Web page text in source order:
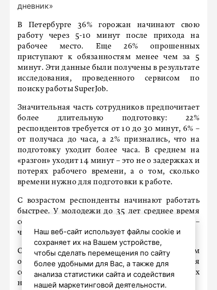
дневник»
В Петербурге 36% горожан начинают свою
работу через 5-10 минут после прихода на
рабочее место. Еще 26% опрошенных
приступают к обязанностям менее чем за 5
минут. Эти данные были получены в результате
исследования, проведенного сервисом по
поиску работы SuperJob.
Значительная часть сотрудников предпочитает
более длительную подготовку: 22%
респондентов требуется от 10 до 30 минут, 6% –
от получаса до часа, а 2% признались, что на
подготовку уходит более часа. В среднем на
«разгон» уходит 14 минут – это не о задержках и
потерях рабочего времени, а о том, сколько
времени нужно для подготовки к работе.
С возрастом респонденты начинают работать
быстрее. У молодежи до 35 лет среднее время
составляет 15 минут, а у горожан старше 35 –
чуть меньше, всего 13 минут.
Самыми быстрыми оказались люди с доходом
от 150 000 рублей в месяц – их среднее время
составляет всего 12 минут, и 33% из них
начинают работать почти сразу.
Наш веб-сайт использует файлы cookie и
сохраняет их на Вашем устройстве,
чтобы сделать перемещения по сайту
более удобными для Вас, а также для
анализа статистики сайта и содействия
нашей маркетинговой деятельности.